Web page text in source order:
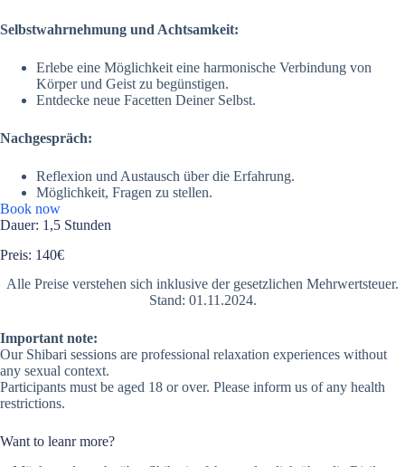
Selbstwahrnehmung und Achtsamkeit:
Erlebe eine Möglichkeit eine harmonische Verbindung von
Körper und Geist zu begünstigen.
Entdecke neue Facetten Deiner Selbst.
Nachgespräch:
Reflexion und Austausch über die Erfahrung.
Möglichkeit, Fragen zu stellen.
Book now
Dauer: 1,5 Stunden
Preis: 140€
Alle Preise verstehen sich inklusive der gesetzlichen Mehrwertsteuer.
Stand: 01.11.2024.
Important note:
Our Shibari sessions are professional relaxation experiences without
any sexual context.
Participants must be aged 18 or over. Please inform us of any health
restrictions.
Want to leanr more?